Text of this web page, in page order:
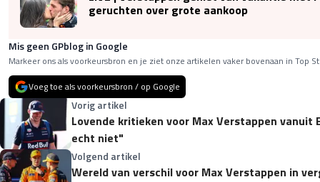
geruchten over grote aankoop
Mis geen GPblog in Google
Markeer ons als voorkeursbron en je ziet onze artikelen vaker bovenaan in Top
Voeg toe als voorkeursbron / op Google
Vorig artikel
Lovende kritieken voor Max Verstappen vanuit
echt niet"
Volgend artikel
Wereld van verschil voor Max Verstappen in